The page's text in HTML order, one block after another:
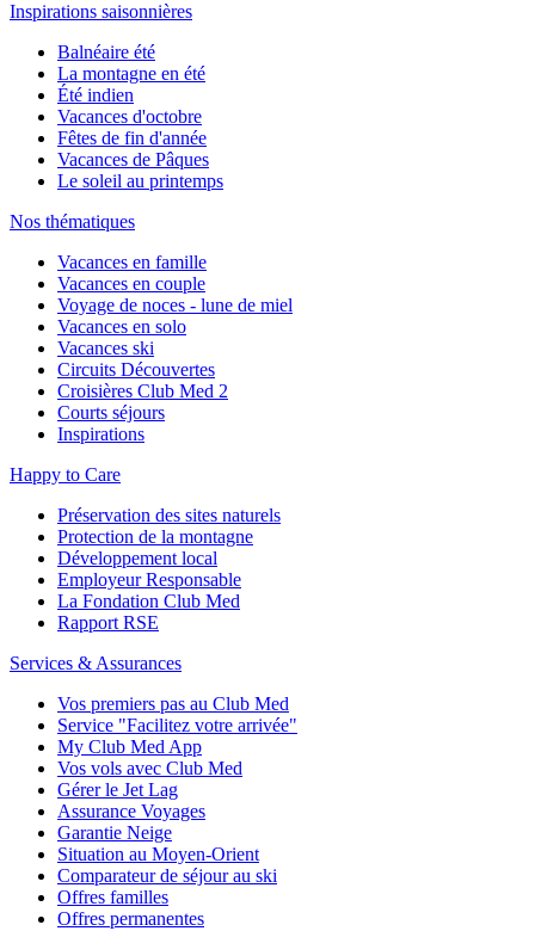
Inspirations saisonnières
Balnéaire été
La montagne en été
Été indien
Vacances d'octobre
Fêtes de fin d'année
Vacances de Pâques
Le soleil au printemps
Nos thématiques
Vacances en famille
Vacances en couple
Voyage de noces - lune de miel
Vacances en solo
Vacances ski
Circuits Découvertes
Croisières Club Med 2
Courts séjours
Inspirations
Happy to Care
Préservation des sites naturels
Protection de la montagne
Développement local
Employeur Responsable
La Fondation Club Med
Rapport RSE
Services & Assurances
Vos premiers pas au Club Med
Service "Facilitez votre arrivée"
My Club Med App
Vos vols avec Club Med
Gérer le Jet Lag
Assurance Voyages
Garantie Neige
Situation au Moyen-Orient
Comparateur de séjour au ski
Offres familles
Offres permanentes